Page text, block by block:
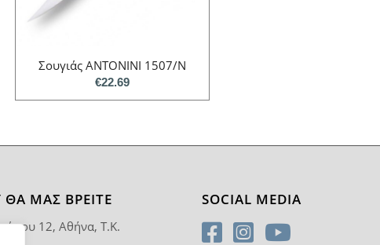
Σουγιάς ANTONINI 1507/Ν
€22.69
ΜΑΣ ΒΡΕΊΤΕ
12, Αθήνα, T.K.
SOCIAL MEDIA